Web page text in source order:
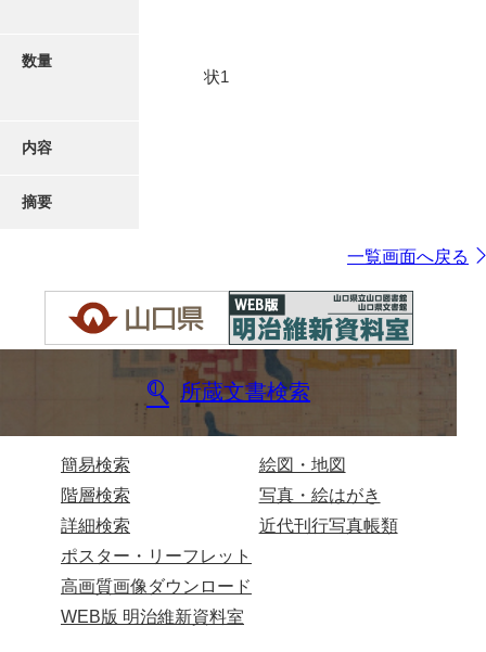
数量
状1
内容
摘要
一覧画面へ戻る
所蔵文書検索
簡易検索
階層検索
詳細検索
絵図・地図
写真・絵はがき
近代刊行写真帳類
ポスター・リーフレット
高画質画像ダウンロード
WEB版 明治維新資料室